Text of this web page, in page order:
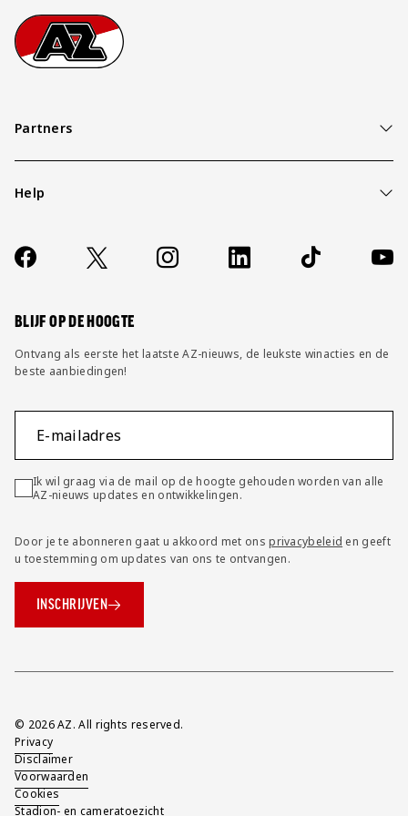
Footer
Ga naar onze homepage
Partners
Help
Contact
FAQ
Socials
https://www.facebook.com/AZAlkmaar
X Instagram LinkedIn TikTok
BLIJF OP DE HOOGTE
Ontvang als eerste het laatste AZ-nieuws, de leukste winacties en de
beste aanbiedingen!
E-mailadres
Ik wil graag via de mail op de hoogte gehouden worden van alle
AZ-nieuws updates en ontwikkelingen.
Door je te abonneren gaat u akkoord met onsprivacybeleid en geeft
u toestemming om updates van ons te ontvangen.
INSCHRIJVEN
Overig
© 2026 AZ. All rights reserved.
Privacy
Disclaimer
Voorwaarden
Cookies
Stadion- en cameratoezicht